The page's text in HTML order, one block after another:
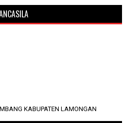
KABUPATEN LAMONGAN